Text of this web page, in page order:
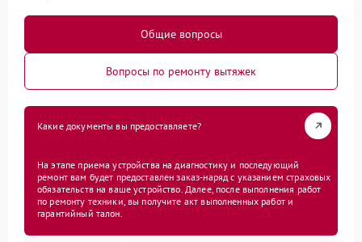
Общие вопросы
Вопросы по ремонту вытяжек
Какие документы вы предоставляете?
На этапе приема устройства на диагностику и последующий
ремонт вам будет предоставлен заказ-наряд с указанием страховых
обязательств на ваше устройство. Далее, после выполнения работ
по ремонту техники, вы получите акт выполненных работ и
гарантийный талон.